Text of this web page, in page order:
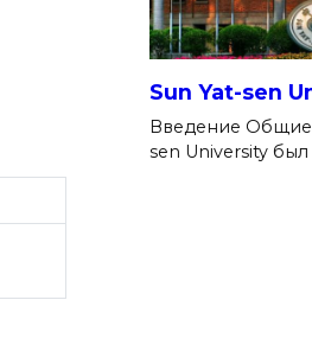
Sun Yat-sen
Введение Общие
sen University был